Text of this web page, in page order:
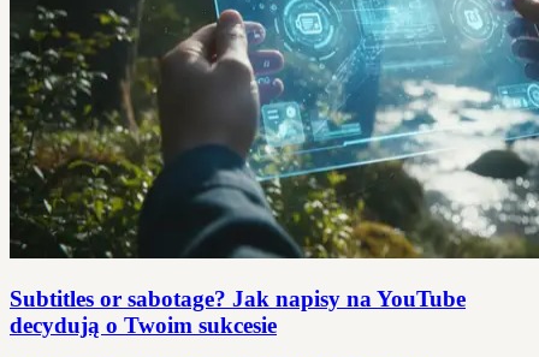
Subtitles or sabotage? Jak napisy na YouTube
decydują o Twoim sukcesie